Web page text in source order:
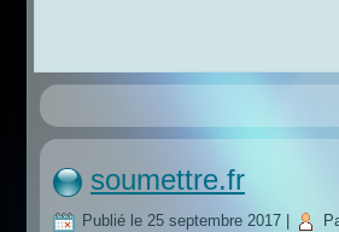
soumettre.fr
Publié le 25 septembre 2017